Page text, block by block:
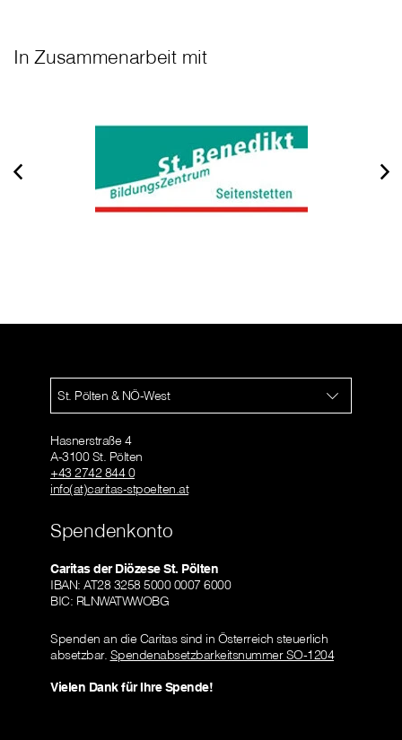
In Zusammenarbeit mit
St. Pölten & NÖ-West
Hasnerstraße 4
A-3100 St. Pölten
+43 2742 844 0
info(at)caritas-stpoelten.at
Spendenkonto
Caritas der Diözese St. Pölten
IBAN: AT28 3258 5000 0007 6000
BIC: RLNWATWWOBG
Spenden an die Caritas sind in Österreich steuerlich
absetzbar. Spendenabsetzbarkeitsnummer SO-1204
Vielen Dank für Ihre Spende!